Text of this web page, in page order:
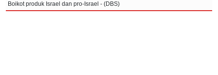
Boikot produk Israel dan pro-Israel - (DBS)